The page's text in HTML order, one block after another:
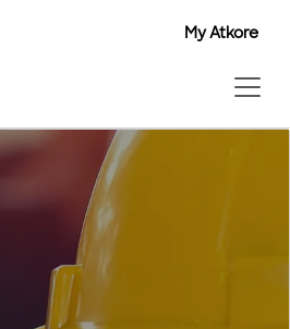
My Atkore
My Atkore
My Atkore